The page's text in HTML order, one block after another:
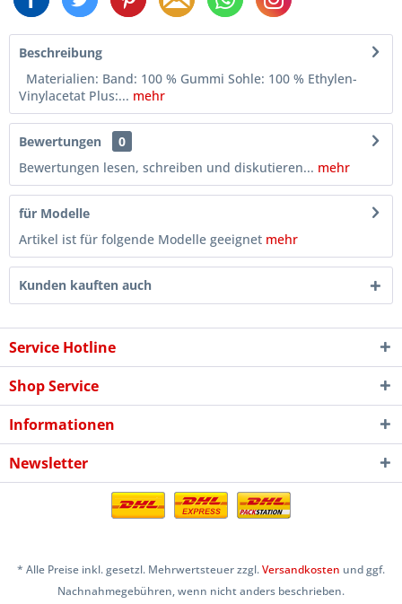
Beschreibung
Materialien: Band: 100 % Gummi Sohle: 100 % Ethylen-
Vinylacetat Plus:... mehr
Bewertungen
0
Bewertungen lesen, schreiben und diskutieren... mehr
für Modelle
Artikel ist für folgende Modelle geeignet mehr
Kunden kauften auch
Service Hotline
Shop Service
Informationen
Newsletter
* Alle Preise inkl. gesetzl. Mehrwertsteuer zzgl.Versandkosten und ggf.
Nachnahmegebühren, wenn nicht anders beschrieben.